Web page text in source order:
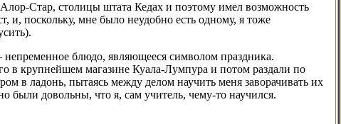
Алор-Стар, столицы штата Кедах и поэтому имел возможность
и, поскольку, мне было неудобно есть одному, я тоже
непременное блюдо, являющееся символом праздника.
в крупнейшем магазине Куала-Лумпура и потом раздали по
в ладонь, пытаясь между делом научить меня заворачивать их
были довольны, что я, сам учитель, чему-то научился.